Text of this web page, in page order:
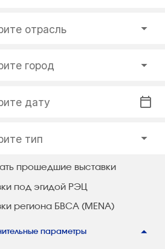
отрасль
город
дату
тип
прошедшие выставки
под эгидой РЭЦ
региона БВСА (MENA)
параметры